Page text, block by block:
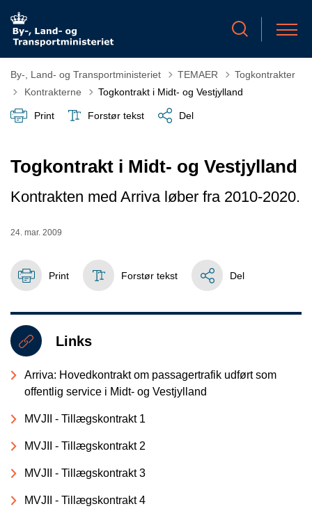
By-, Land- og Transportministeriet TEMAER
Togkontrakter
Tilbage til
Kontrakterne Togkontrakt i Midt- og Vestjylland
Print Forstør tekst Del
Togkontrakt i Midt- og Vestjylland
Kontrakten med Arriva løber fra 2010-2020.
24. mar. 2009
Print Forstør tekst Del
Links
Arriva: Hovedkontrakt om passagertrafik udført som
offentlig service i Midt- og Vestjylland
MVJII - Tillægskontrakt 1
MVJII - Tillægskontrakt 2
MVJII - Tillægskontrakt 3
MVJII - Tillægskontrakt 4